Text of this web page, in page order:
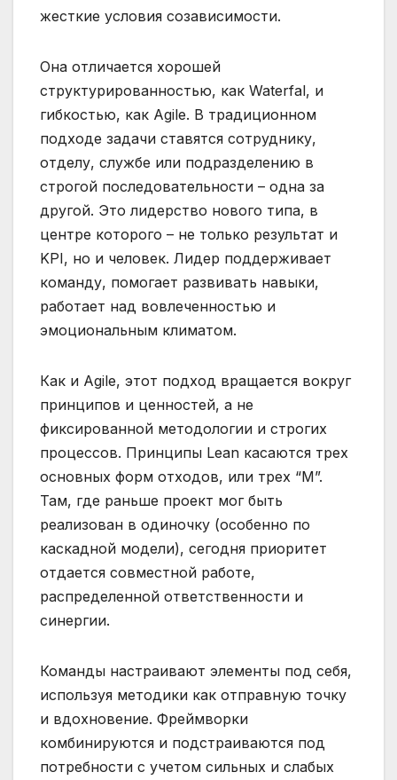
жесткие условия созависимости.
Она отличается хорошей
структурированностью, как Waterfal, и
гибкостью, как Agile. В традиционном
подходе задачи ставятся сотруднику,
отделу, службе или подразделению в
строгой последовательности – одна за
другой. Это лидерство нового типа, в
центре которого – не только результат и
KPI, но и человек. Лидер поддерживает
команду, помогает развивать навыки,
работает над вовлеченностью и
эмоциональным климатом.
Как и Agile, этот подход вращается вокруг
принципов и ценностей, а не
фиксированной методологии и строгих
процессов. Принципы Lean касаются трех
основных форм отходов, или трех “M”.
Там, где раньше проект мог быть
реализован в одиночку (особенно по
каскадной модели), сегодня приоритет
отдается совместной работе,
распределенной ответственности и
синергии.
Команды настраивают элементы под себя,
используя методики как отправную точку
и вдохновение. Фреймворки
комбинируются и подстраиваются под
потребности с учетом сильных и слабых